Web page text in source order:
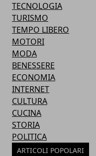
TECNOLOGIA
TURISMO
TEMPO LIBERO
MOTORI
MODA
BENESSERE
ECONOMIA
INTERNET
CULTURA
CUCINA
STORIA
POLITICA
ARTICOLI POPOLARI